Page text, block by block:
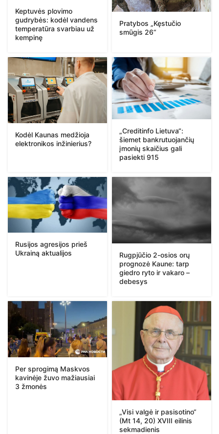
Keptuvės plovimo
gudrybės: kodėl vandens
temperatūra svarbiau už
kempinę
Pratybos „Kęstučio
smūgis 26“
Kodėl Kaunas medžioja
elektronikos inžinierius?
„Creditinfo Lietuva“:
šiemet bankrutuojančių
įmonių skaičius gali
pasiekti 915
Rusijos agresijos prieš
Ukrainą aktualijos
Rugpjūčio 2-osios orų
prognozė Kaune: tarp
giedro ryto ir vakaro –
debesys
Per sprogimą Maskvos
kavinėje žuvo mažiausiai
3 žmonės
„Visi valgė ir pasisotino“
(Mt 14, 20) XVIII eilinis
sekmadienis